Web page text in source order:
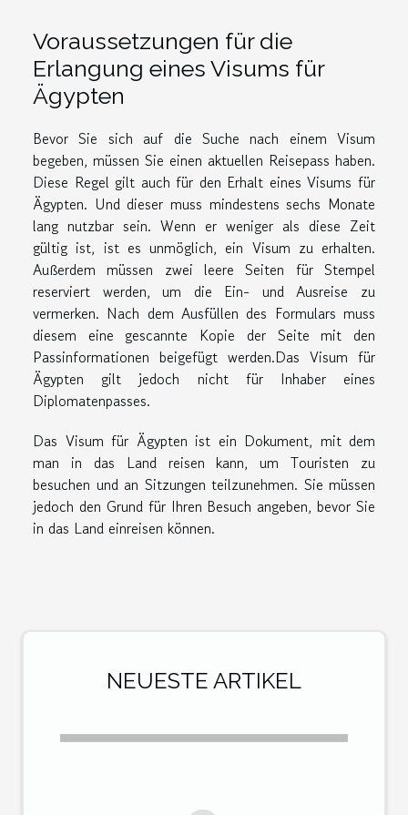
Voraussetzungen für die
Erlangung eines Visums für
Ägypten
Bevor Sie sich auf die Suche nach einem Visum
begeben, müssen Sie einen aktuellen Reisepass haben.
Diese Regel gilt auch für den Erhalt eines Visums für
Ägypten. Und dieser muss mindestens sechs Monate
lang nutzbar sein. Wenn er weniger als diese Zeit
gültig ist, ist es unmöglich, ein Visum zu erhalten.
Außerdem müssen zwei leere Seiten für Stempel
reserviert werden, um die Ein- und Ausreise zu
vermerken. Nach dem Ausfüllen des Formulars muss
diesem eine gescannte Kopie der Seite mit den
Passinformationen beigefügt werden.Das Visum für
Ägypten gilt jedoch nicht für Inhaber eines
Diplomatenpasses.
Das Visum für Ägypten ist ein Dokument, mit dem
man in das Land reisen kann, um Touristen zu
besuchen und an Sitzungen teilzunehmen. Sie müssen
jedoch den Grund für Ihren Besuch angeben, bevor Sie
in das Land einreisen können.
NEUESTE ARTIKEL